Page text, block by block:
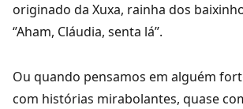
originado da Xuxa, rainha dos
‘’Aham, Cláudia, senta lá’’.
Ou quando pensamos em alguém
com histórias mirabolantes, quase